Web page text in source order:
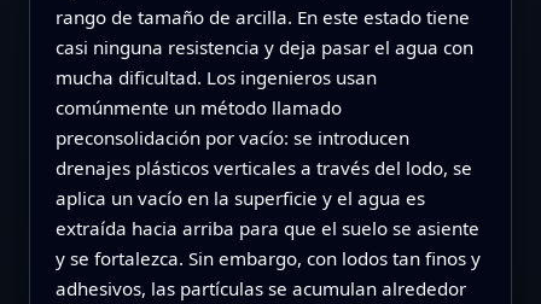
rango de tamaño de arcilla. En este estado tiene
casi ninguna resistencia y deja pasar el agua con
mucha dificultad. Los ingenieros usan
comúnmente un método llamado
preconsolidación por vacío: se introducen
drenajes plásticos verticales a través del lodo, se
aplica un vacío en la superficie y el agua es
extraída hacia arriba para que el suelo se asiente
y se fortalezca. Sin embargo, con lodos tan finos y
adhesivos, las partículas se acumulan alrededor